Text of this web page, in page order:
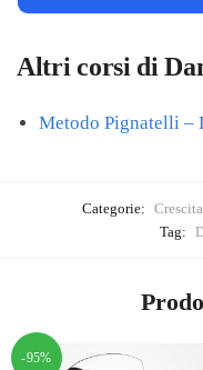
Altri corsi di
Metodo Pignatelli –
Categorie:
Tag:
-95%